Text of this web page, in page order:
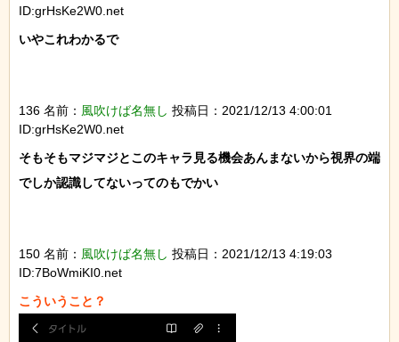
ID:grHsKe2W0.net
いやこれわかるで
136 名前： 風吹けば名無し 投稿日：2021/12/13 4:00:01
ID:grHsKe2W0.net
そもそもマジマジとこのキャラ見る機会あんまないから視界の端
でしか認識してないってのもでかい
150 名前： 風吹けば名無し 投稿日：2021/12/13 4:19:03
ID:7BoWmiKI0.net